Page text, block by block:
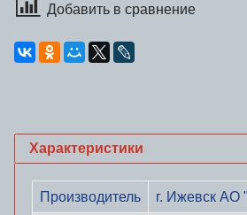
Добавить в сравнение
Характеристики
Производитель г. Ижевск